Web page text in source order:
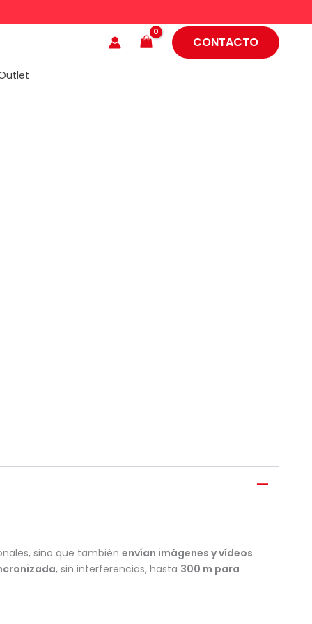
CONTACTO
sino que tambiénenvían imágenes y vídeos
, sin interferencias, hasta 300 m para